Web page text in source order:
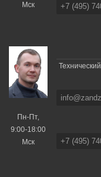
Мск
+7 (495)
Пн-Пт,
9:00-18:00
Мск
+7 (495)